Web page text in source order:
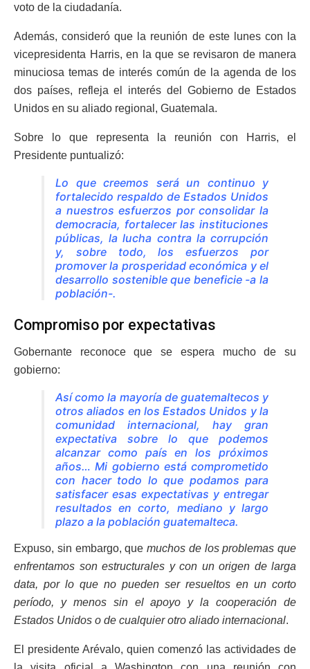
voto de la ciudadanía.
Además, consideró que la reunión de este lunes con la
vicepresidenta Harris, en la que se revisaron de manera
minuciosa temas de interés común de la agenda de los
dos países, refleja el interés del Gobierno de Estados
Unidos en su aliado regional, Guatemala.
Sobre lo que representa la reunión con Harris, el
Presidente puntualizó:
Lo que creemos será un continuo y
fortalecido respaldo de Estados Unidos
a nuestros esfuerzos por consolidar la
democracia, fortalecer las instituciones
públicas, la lucha contra la corrupción
y, sobre todo, los esfuerzos por
promover la prosperidad económica y el
desarrollo sostenible que beneficie -a la
población-.
Compromiso por expectativas
Gobernante reconoce que se espera mucho de su
gobierno:
Así como la mayoría de guatemaltecos y
otros aliados en los Estados Unidos y la
comunidad internacional, hay gran
expectativa sobre lo que podemos
alcanzar como país en los próximos
años… Mi gobierno está comprometido
con hacer todo lo que podamos para
satisfacer esas expectativas y entregar
resultados en corto, mediano y largo
plazo a la población guatemalteca.
Expuso, sin embargo, que muchos de los problemas que
enfrentamos son estructurales y con un origen de larga
data, por lo que no pueden ser resueltos en un corto
período, y menos sin el apoyo y la cooperación de
Estados Unidos o de cualquier otro aliado internacional.
El presidente Arévalo, quien comenzó las actividades de